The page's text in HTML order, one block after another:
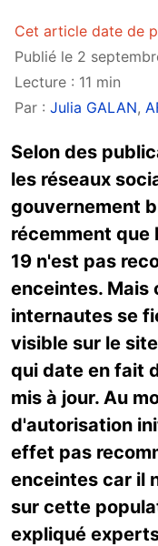
Cet article date de
Publié le 2
Lecture : 11 min
Par : Julia GALAN,
Selon des
les réseaux
gouvernement
récemment que
19 n'est pas
enceintes. Mais
internautes se
visible sur le
qui date en fait
mis à jour. Au
d'autorisation
effet pas
enceintes car il
sur cette
expliqué